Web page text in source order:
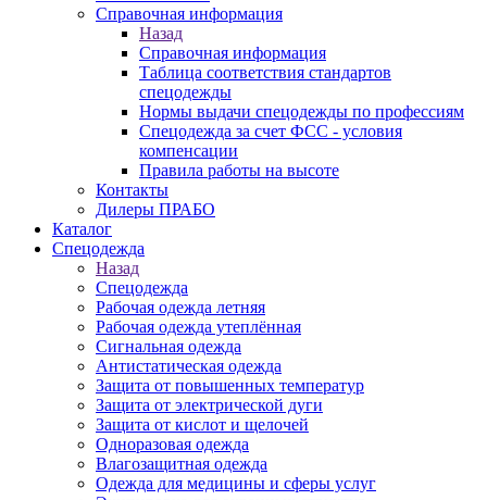
Справочная информация
Назад
Справочная информация
Таблица соответствия стандартов
спецодежды
Нормы выдачи спецодежды по профессиям
Спецодежда за счет ФСС - условия
компенсации
Правила работы на высоте
Контакты
Дилеры ПРАБО
Каталог
Спецодежда
Назад
Спецодежда
Рабочая одежда летняя
Рабочая одежда утеплённая
Сигнальная одежда
Антистатическая одежда
Защита от повышенных температур
Защита от электрической дуги
Защита от кислот и щелочей
Одноразовая одежда
Влагозащитная одежда
Одежда для медицины и сферы услуг